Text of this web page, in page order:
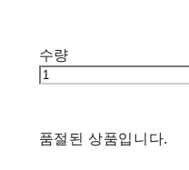
수량
품절된 상품입니다.